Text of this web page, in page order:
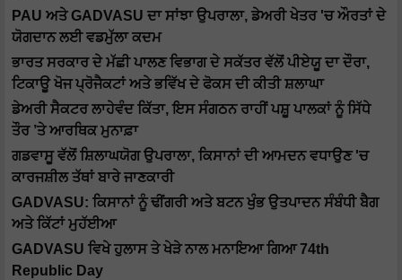
PAU ਅਤੇ GADVASU ਦਾ ਸਾਂਝਾ ਉਪਰਾਲਾ, ਡੇਅਰੀ ਖੇਤਰ 'ਚ ਔਰਤਾਂ ਦੇ
ਯੋਗਦਾਨ ਲਈ ਵਡਮੁੱਲਾ ਕਦਮ
ਭਾਰਤ ਸਰਕਾਰ ਦੇ ਮੱਛੀ ਪਾਲਣ ਵਿਭਾਗ ਦੇ ਸਕੱਤਰ ਵੱਲੋਂ ਪੀਏਯੂ ਦਾ ਦੌਰਾ,
ਟਿਕਾਊ ਖੋਜ ਪ੍ਰੋਜੈਕਟਾਂ ਅਤੇ ਭਵਿੱਖ ਦੇ ਫੋਕਸ ਦੀ ਕੀਤੀ ਸ਼ਲਾਘਾ
ਡੇਅਰੀ ਸੈਕਟਰ ਲਾਹੇਵੰਦ ਕਿੱਤਾ, ਇਸ ਸੰਗਠਨ ਰਾਹੀਂ ਪਸ਼ੂ ਪਾਲਕਾਂ ਨੂੰ ਸਿੱਧੇ
ਤੌਰ ’ਤੇ ਆਰਥਿਕ ਮੁਨਾਫ਼ਾ
ਗਡਵਾਸੂ ਵੱਲੋਂ ਸ਼ਿਲਾਘਯੋਗ ਉਪਰਾਲਾ, ਕਿਸਾਨਾਂ ਦੀ ਆਮਦਨ ਵਧਾਉਣ 'ਚ
ਕਾਰਜਸ਼ੀਲ ਤੱਥਾਂ ਬਾਰੇ ਜਾਣਕਾਰੀ
GADVASU: ਕਿਸਾਨਾਂ ਨੂੰ ਢੀਂਗਰੀ ਅਤੇ ਬਟਨ ਖੁੰਭ ਉਤਪਾਦਨ ਸੰਬੰਧੀ ਬੈਗ
ਅਤੇ ਕਿੱਟਾਂ ਮੁਹੱਈਆ
GADVASU ਵਿਖੇ ਹੁਲਾਸ ਤੇ ਖੇੜੇ ਨਾਲ ਮਨਾਇਆ ਗਿਆ 74th
Republic Day